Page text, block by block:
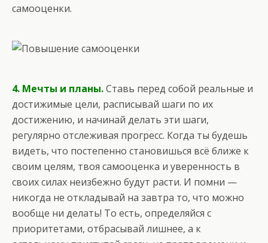
самооценки.
4. Мечты и планы.Ставь перед собой реальные и
достижимые цели, расписывай шаги по их
достижению, и начинай делать эти шаги,
регулярно отслеживая прогресс. Когда ты будешь
видеть, что постепенно становишься всё ближе к
своим целям, твоя самооценка и уверенность в
своих силах неизбежно будут расти. И помни —
никогда не откладывай на завтра то, что можно
вообще ни делать! То есть, определяйся с
приоритетами, отбрасывай лишнее, а к